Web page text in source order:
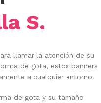
S.
llamar la atención de su
de gota, estos banners
a cualquier entorno.
de gota y su tamaño